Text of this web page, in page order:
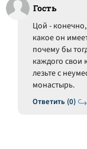
Гость
Ответить (0)
Цой -
какое он
почему бы
каждого свои
лезьте с
монастырь.